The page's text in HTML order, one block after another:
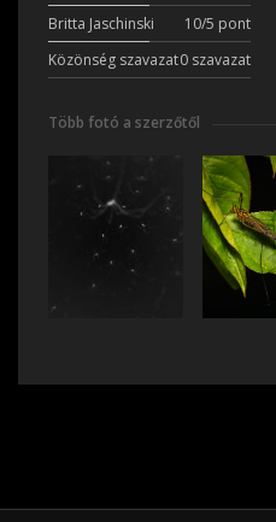
Britta Jaschinski
10/5 pont
Közönség szavazat0 szavazat
Több fotó a szerzőtől